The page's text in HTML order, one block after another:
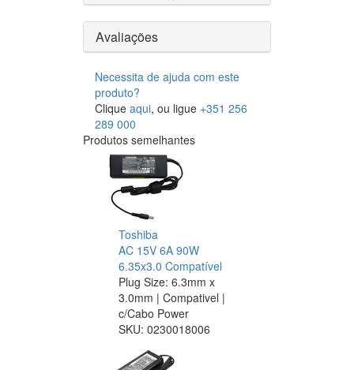
Avaliações
Necessita de ajuda com este
produto?
Clique aqui, ou ligue +351 256
289 000
Produtos semelhantes
Toshiba
AC 15V 6A 90W
6.35x3.0 Compatível
Plug Size: 6.3mm x
3.0mm | Compativel |
c/Cabo Power
SKU: 0230018006